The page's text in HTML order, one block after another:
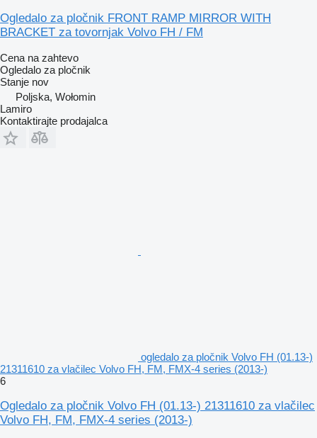
Ogledalo za pločnik FRONT RAMP MIRROR WITH
BRACKET za tovornjak Volvo FH / FM
Cena na zahtevo
Ogledalo za pločnik
Stanje nov
Poljska, Wołomin
Lamiro
Kontaktirajte prodajalca
ogledalo za pločnik Volvo FH (01.13-)
21311610 za vlačilec Volvo FH, FM, FMX-4 series (2013-)
6
Ogledalo za pločnik Volvo FH (01.13-) 21311610 za vlačilec
Volvo FH, FM, FMX-4 series (2013-)